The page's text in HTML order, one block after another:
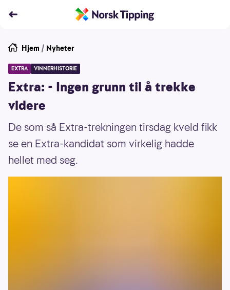
Hjem / Nyheter
EXTRA VINNERHISTORIE
Extra: - Ingen grunn til å trekke
videre
De som så Extra-trekningen tirsdag kveld fikk
se en Extra-kandidat som virkelig hadde
hellet med seg.